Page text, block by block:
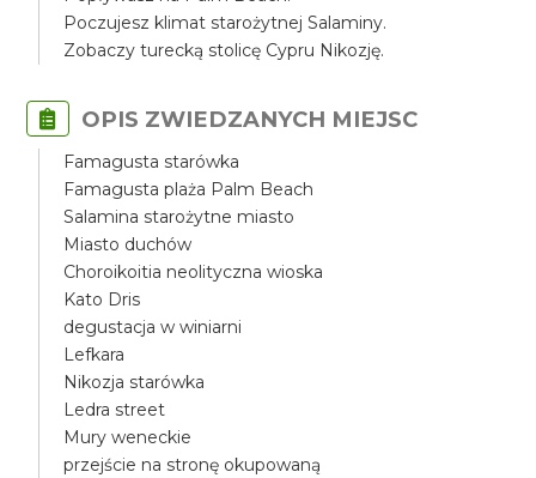
Poczujesz klimat starożytnej Salaminy.
Zobaczy turecką stolicę Cypru Nikozję.
OPIS ZWIEDZANYCH MIEJSC
Famagusta starówka
Famagusta plaża Palm Beach
Salamina starożytne miasto
Miasto duchów
Choroikoitia neolityczna wioska
Kato Dris
degustacja w winiarni
Lefkara
Nikozja starówka
Ledra street
Mury weneckie
przejście na stronę okupowaną